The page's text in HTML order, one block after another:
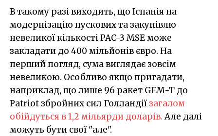
В такому разі виходить, що Іспанія на
модернізацію пускових та закупівлю
невеликої кількості PAC-3 MSE може
закладати до 400 мільйонів євро. На
перший погляд, сума виглядає зовсім
невеликою. Особливо якщо пригадати,
наприклад, що лише 96 ракет GEM-T до
Patriot збройних сил Голландії загалом
обійдуться в 1,2 мільярди доларів.Але далі
можуть бути свої "але".